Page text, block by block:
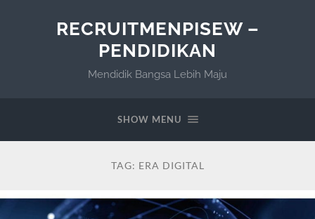
RECRUITMENPISEW –
PENDIDIKAN
Mendidik Bangsa Lebih Maju
SHOW MENU
TAG: ERA DIGITAL